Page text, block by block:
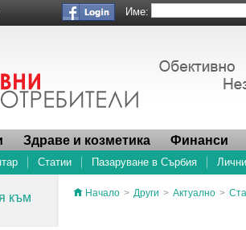
Име:
Здраве и козметика Финанси
Статии Пазаруване в Сърбия
към
Начало > Други > Актуално >